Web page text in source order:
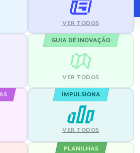
VER TODOS
GUIA DE INOVAÇÃO
VER TODOS
IMPULSIONA
VER TODOS
PLANILHAS